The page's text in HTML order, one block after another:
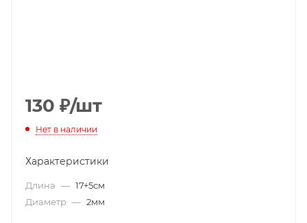
130 ₽/шт
Нет в наличии
Характеристики
Длина — 17+5см
Диаметр — 2мм